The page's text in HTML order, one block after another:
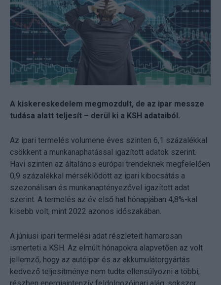
A kiskereskedelem megmozdult, de az ipar messze
tudása alatt teljesít – derül ki a KSH adataiból.
Az ipari termelés volumene éves szinten 6,1 százalékkal
csökkent a munkanaphatással igazított adatok szerint.
Havi szinten az általános európai trendeknek megfelelően
0,9 százalékkal mérséklődött az ipari kibocsátás a
szezonálisan és munkanaptényezővel igazított adat
szerint. A termelés az év első hat hónapjában 4,8%-kal
kisebb volt, mint 2022 azonos időszakában.
A júniusi ipari termelési adat részleteit hamarosan
ismerteti a KSH. Az elmúlt hónapokra alapvetően az volt
jellemző, hogy az autóipar és az akkumulátorgyártás
kedvező teljesítménye nem tudta ellensúlyozni a többi,
részben energiaintenzív feldolgozóipari alág, sokszor